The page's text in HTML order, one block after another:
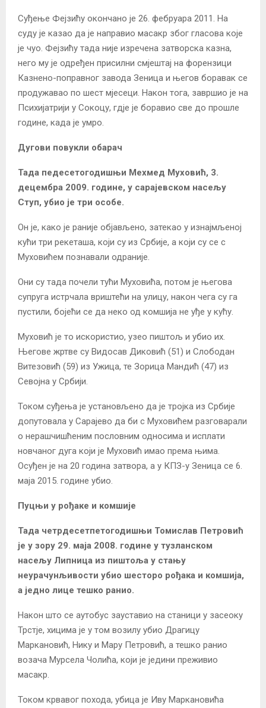
Суђење Фејзићу окончано је 26. фебруара 2011. На
суду је казао да је направио масакр због гласова које
је чуо. Фејзићу тада није изречена затворска казна,
него му је одређен присилни смјештај на форензици
Казнено-поправног завода Зеница и његов боравак се
продужавао по шест мјесеци. Након тога, завршио је на
Психијатрији у Сокоцу, гдје је боравио све до прошле
године, када је умро.
Дугови повукли обарач
Тада педесетогодишњи Мехмед Муховић, 3.
децембра 2009. године, у сарајевском насељу
Ступ, убио је три особе.
Он је, како је раније објављено, затекао у изнајмљеној
кући три рекеташа, који су из Србије, а који су се с
Муховићем познавали одраније.
Они су тада почели тући Муховића, потом је његова
супруга истрчала вриштећи на улицу, након чега су га
пустили, бојећи се да неко од комшија не уђе у кућу.
Муховић је то искористио, узео пиштољ и убио их.
Његове жртве су Видосав Диковић (51) и Слободан
Витезовић (59) из Ужица, те Зорица Мандић (47) из
Севојна у Србији.
Током суђења је установљено да је тројка из Србије
допутовала у Сарајево да би с Муховићем разговарали
о нерашчишћеним пословним односима и исплати
новчаног дуга који је Муховић имао према њима.
Осуђен је на 20 година затвора, а у КПЗ-у Зеница се 6.
маја 2015. године убио.
Пуцњи у рођаке и комшије
Тада четрдесетпетогодишњи Томислав Петровић
је у зору 29. маја 2008. године у тузланском
насељу Липница из пиштоља у стању
неурачунљивости убио шесторо рођака и комшија,
а једно лице тешко ранио.
Након што се аутобус зауставио на станици у засеоку
Трстје, хицима је у том возилу убио Драгицу
Маркановић, Нику и Мару Петровић, а тешко ранио
возача Мурсела Чолића, који је једини преживио
масакр.
Током крвавог похода, убица је Иву Маркановића